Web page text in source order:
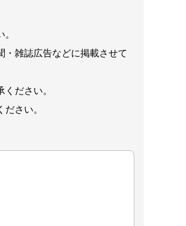
・雑誌広告などに掲載させて
ださい。
さい。